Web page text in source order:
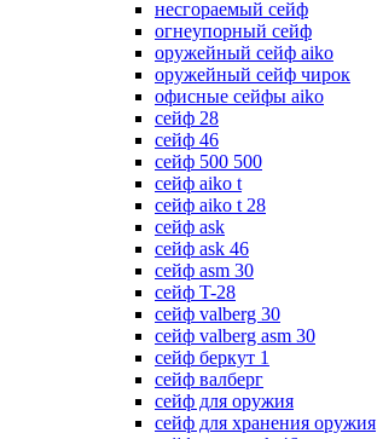
несгораемый сейф
огнеупорный сейф
оружейный сейф aiko
оружейный сейф чирок
офисные сейфы aiko
сейф 28
сейф 46
сейф 500 500
сейф aiko t
сейф aiko t 28
сейф ask
сейф ask 46
сейф asm 30
сейф T-28
сейф valberg 30
сейф valberg asm 30
сейф беркут 1
сейф валберг
сейф для оружия
сейф для хранения оружия